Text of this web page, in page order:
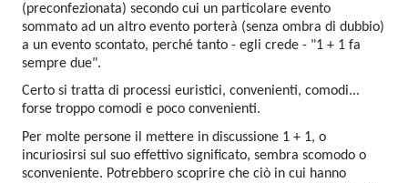
(preconfezionata) secondo cui un particolare evento
sommato ad un altro evento porterà (senza ombra di dubbio)
a un evento scontato, perché tanto - egli crede - "1 + 1 fa
sempre due".
Certo si tratta di processi euristici, convenienti, comodi...
forse troppo comodi e poco convenienti.
Per molte persone il mettere in discussione 1 + 1, o
incuriosirsi sul suo effettivo significato, sembra scomodo o
sconveniente. Potrebbero scoprire che ciò in cui hanno